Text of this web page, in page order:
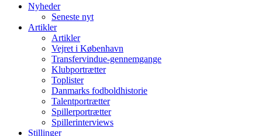
лучшие займы
Nyheder
Seneste nyt
Artikler
Artikler
Vejret i København
Transfervindue-gennemgange
Klubportrætter
Toplister
Danmarks fodboldhistorie
Talentportrætter
Spillerportrætter
Spillerinterviews
Stillinger